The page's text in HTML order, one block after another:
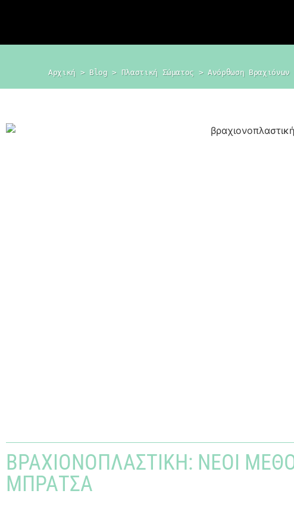
Dr. Δημήτρης
Αρχική > Blog > Πλαστική Σώματος > Ανόρθωση Βραχιόνων
ΒΡΑΧΙΟΝΟΠΛΑΣΤΙΚΉ: ΝΈΟΙ
ΜΠΡΆΤΣΑ